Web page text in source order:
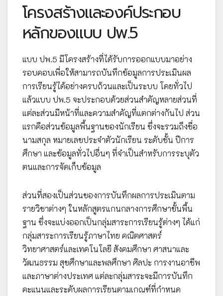
โครงสร้างและองค์ประกอบ
หลักของแบบ ปพ.5
แบบ ปพ.5 มีโครงสร้างที่ได้รับการออกแบบมาอย่าง
รอบคอบเพื่อให้สามารถบันทึกข้อมูลการประเมินผล
การเรียนรู้ได้อย่างครบถ้วนและเป็นระบบ โดยทั่วไป
แล้วแบบ ปพ.5 จะประกอบด้วยส่วนสำคัญหลายส่วนที่
แต่ละส่วนมีหน้าที่และความสำคัญที่แตกต่างกันไป ส่วน
แรกคือส่วนข้อมูลพื้นฐานของนักเรียน ซึ่งจะรวมถึงชื่อ
นามสกุล หมายเลขประจำตัวนักเรียน ระดับชั้น ปีการ
ศึกษา และข้อมูลทั่วไปอื่นๆ ที่จำเป็นสำหรับการระบุตัว
ตนและการจัดเก็บข้อมูล
ส่วนที่สองเป็นส่วนของการบันทึกผลการประเมินตาม
รายวิชาต่างๆ ในหลักสูตรแกนกลางการศึกษาขั้นพื้น
ฐาน ซึ่งจะแบ่งออกเป็นกลุ่มสาระการเรียนรู้ต่างๆ ได้แก่
กลุ่มสาระการเรียนรู้ภาษาไทย คณิตศาสตร์
วิทยาศาสตร์และเทคโนโลยี สังคมศึกษา ศาสนาและ
วัฒนธรรม สุขศึกษาและพลศึกษา ศิลปะ การงานอาชีพ
และภาษาต่างประเทศ แต่ละกลุ่มสาระจะมีการบันทึก
คะแนนและระดับผลการเรียนตามเกณฑ์ที่กำหนด